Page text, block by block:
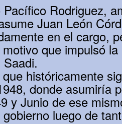
Rodriguez,
Juan León
en el cargo,
que impulsó
históricamente
donde asumiría
y Junio de ese
luego de